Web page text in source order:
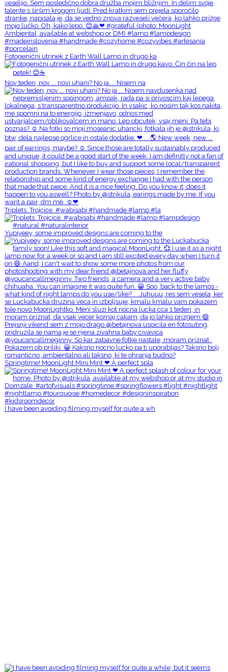
Fotogenični utrinek z Earth Wall Lamp in drugo ka
Nov teden, nov ... novi uhani? No ja ... Nisem na
Triplets. Trojcice. #wabisabi #handmade #lamp #la
Yupiyeey, some improved designs are coming to the
Springtime! MoonLight Mini Mint ❤ A perfect spla
I have been avoiding filming myself for quite a wh